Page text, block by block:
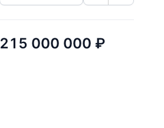
215 000 000 ₽